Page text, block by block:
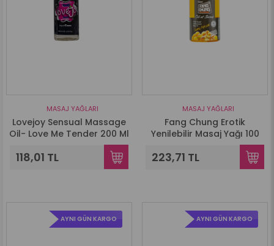
MASAJ YAĞLARI
Lovejoy Sensual Massage
Oil- Love Me Tender 200 Ml
118,01 TL
MASAJ YAĞLARI
Fang Chung Erotik
Yenilebilir Masaj Yağı 100
Ml - Kayısı Aromalı
223,71 TL